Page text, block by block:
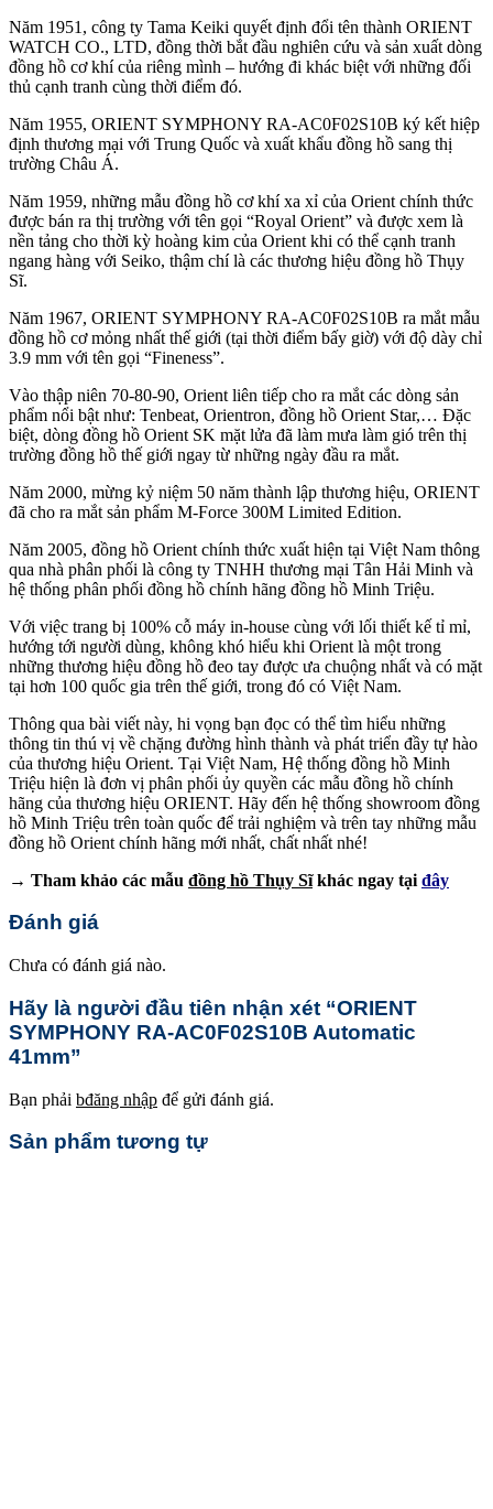
Năm 1951, công ty Tama Keiki quyết định đổi tên thành ORIENT
WATCH CO., LTD, đồng thời bắt đầu nghiên cứu và sản xuất dòng
đồng hồ cơ khí của riêng mình – hướng đi khác biệt với những đối
thủ cạnh tranh cùng thời điểm đó.
Năm 1955, ORIENT SYMPHONY RA-AC0F02S10B ký kết hiệp
định thương mại với Trung Quốc và xuất khẩu đồng hồ sang thị
trường Châu Á.
Năm 1959, những mẫu đồng hồ cơ khí xa xỉ của Orient chính thức
được bán ra thị trường với tên gọi “Royal Orient” và được xem là
nền tảng cho thời kỳ hoàng kim của Orient khi có thể cạnh tranh
ngang hàng với Seiko, thậm chí là các thương hiệu đồng hồ Thụy
Sĩ.
Năm 1967, ORIENT SYMPHONY RA-AC0F02S10B ra mắt mẫu
đồng hồ cơ mỏng nhất thế giới (tại thời điểm bấy giờ) với độ dày chỉ
3.9 mm với tên gọi “Fineness”.
Vào thập niên 70-80-90, Orient liên tiếp cho ra mắt các dòng sản
phẩm nổi bật như: Tenbeat, Orientron, đồng hồ Orient Star,… Đặc
biệt, dòng đồng hồ Orient SK mặt lửa đã làm mưa làm gió trên thị
trường đồng hồ thế giới ngay từ những ngày đầu ra mắt.
Năm 2000, mừng kỷ niệm 50 năm thành lập thương hiệu, ORIENT
đã cho ra mắt sản phẩm M-Force 300M Limited Edition.
Năm 2005, đồng hồ Orient chính thức xuất hiện tại Việt Nam thông
qua nhà phân phối là công ty TNHH thương mại Tân Hải Minh và
hệ thống phân phối đồng hồ chính hãng đồng hồ Minh Triệu.
Với việc trang bị 100% cỗ máy in-house cùng với lối thiết kế tỉ mỉ,
hướng tới người dùng, không khó hiểu khi Orient là một trong
những thương hiệu đồng hồ đeo tay được ưa chuộng nhất và có mặt
tại hơn 100 quốc gia trên thế giới, trong đó có Việt Nam.
Thông qua bài viết này, hi vọng bạn đọc có thể tìm hiểu những
thông tin thú vị về chặng đường hình thành và phát triển đầy tự hào
của thương hiệu Orient. Tại Việt Nam, Hệ thống đồng hồ Minh
Triệu hiện là đơn vị phân phối ủy quyền các mẫu đồng hồ chính
hãng của thương hiệu ORIENT. Hãy đến hệ thống showroom đồng
hồ Minh Triệu trên toàn quốc để trải nghiệm và trên tay những mẫu
đồng hồ Orient chính hãng mới nhất, chất nhất nhé!
→ Tham khảo các mẫu đồng hồ Thụy Sĩkhác ngay tại đây
Đánh giá
Chưa có đánh giá nào.
Hãy là người đầu tiên nhận xét “ORIENT
SYMPHONY RA-AC0F02S10B Automatic
41mm”
Bạn phải bđăng nhập để gửi đánh giá.
Sản phẩm tương tự